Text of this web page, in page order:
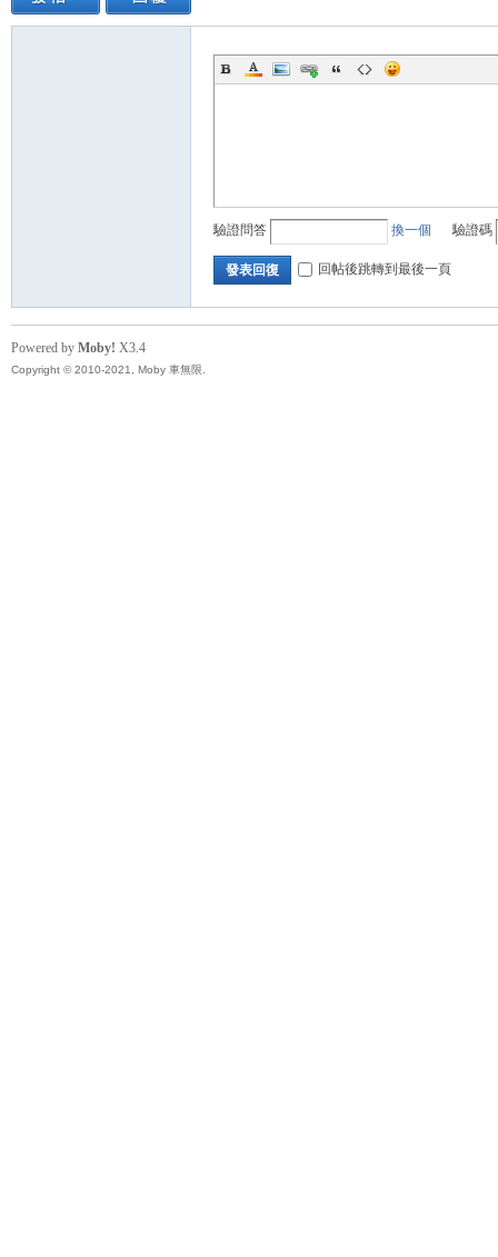
驗證問答 換一個 驗證碼
發表回復 回帖後跳轉到最後一頁
Powered by Moby! X3.4
Copyright © 2010-2021, Moby 車無限.